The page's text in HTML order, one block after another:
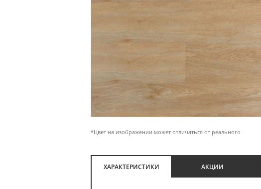
*Цвет на изображении может отличаться от реального
ХАРАКТЕРИСТИКИ АКЦИИ